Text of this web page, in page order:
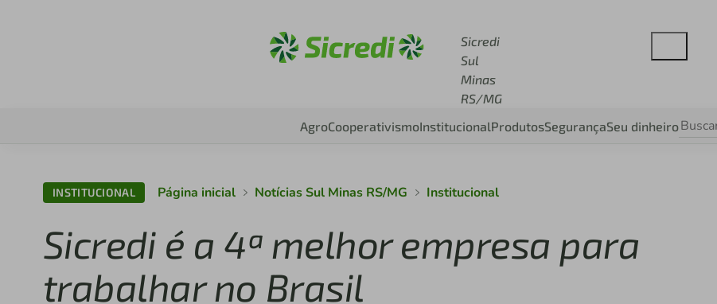
Sicredi
Sul
Minas
RS/MG
AgroCooperativismoInstitucionalProdutosSegurançaSeu dinheiro
INSTITUCIONAL Página inicial Notícias Sul Minas RS/MG Institucional
Sicredi é a 4ª melhor empresa para
trabalhar no Brasil